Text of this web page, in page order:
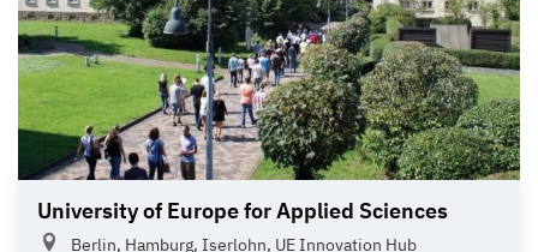
University of Europe for Applied Sciences
Berlin, Hamburg, Iserlohn, UE Innovation Hub